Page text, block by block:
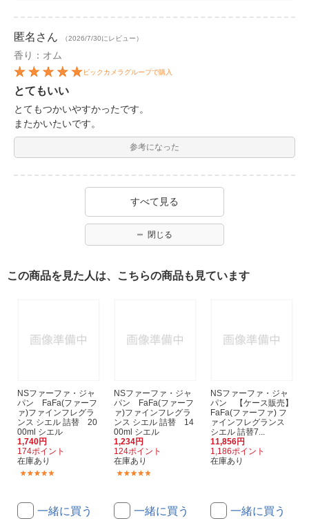
匿名 さん （2026/7/30にレビュー）
香り：オム
ビックカメラグループで購入
とてもいい
とてもつかいやすかったです。
またかいたいです。
参考になった
すべて見る
閉じる
この商品を見た人は、こちらの商品も見ています
NSファーファ・ジャ
パン FaFa(ファーフ
ァ)ファインフレグラ
ンス シエル 詰替 20
00ml シエル
1,740円
174ポイント
在庫あり
一緒に買う
NSファーファ・ジャ
パン FaFa(ファーフ
ァ)ファインフレグラ
ンス シエル 詰替 14
00ml シエル
1,234円
124ポイント
在庫あり
一緒に買う
NSファーファ・ジャ
パン 【ケース販売】
FaFa(ファーファ) フ
ァインフレグランス
シエル 詰替7...
11,856円
1,186ポイント
在庫あり
一緒に買う